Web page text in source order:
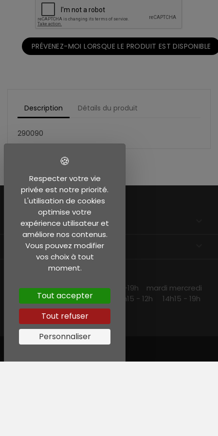
PRÉVENEZ-MOI LORSQUE LE PRODUIT EST DISPONIBLE
Description Détails du produit
290090
EN SAVOIR PLUS
INFORMATIONS
NOS HORAIRES
lundi et jeudi 10h15 -13h30 14h30 -19h mardi mercredi
et vendredi 10h15-19h samedi 10h15 - 12h 14h15 - 19h
Respecter votre vie
privée est notre priorité.
L'utilisation de cookies
optimise votre
expérience utilisateur et
améliore nos contenus.
Vous pouvez modifier
vos choix à tout
moment.
Tout accepter
Tout refuser
Personnaliser